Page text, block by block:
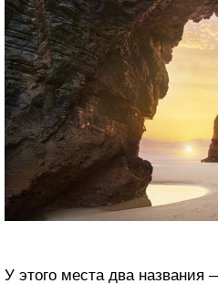
У этого места два